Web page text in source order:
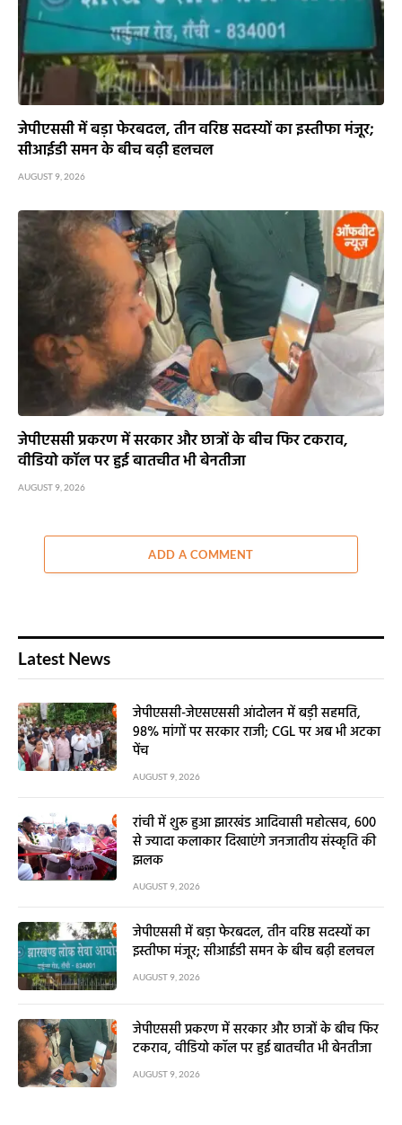
जेपीएससी में बड़ा फेरबदल, तीन वरिष्ठ सदस्यों का इस्तीफा मंजूर;
सीआईडी समन के बीच बढ़ी हलचल
AUGUST 9, 2026
जेपीएससी प्रकरण में सरकार और छात्रों के बीच फिर टकराव,
वीडियो कॉल पर हुई बातचीत भी बेनतीजा
AUGUST 9, 2026
ADD A COMMENT
Latest News
जेपीएससी-जेएसएससी आंदोलन में बड़ी सहमति,
98% मांगों पर सरकार राजी; CGL पर अब भी अटका
पेंच
AUGUST 9, 2026
रांची में शुरू हुआ झारखंड आदिवासी महोत्सव, 600
से ज्यादा कलाकार दिखाएंगे जनजातीय संस्कृति की
झलक
AUGUST 9, 2026
जेपीएससी में बड़ा फेरबदल, तीन वरिष्ठ सदस्यों का
इस्तीफा मंजूर; सीआईडी समन के बीच बढ़ी हलचल
AUGUST 9, 2026
जेपीएससी प्रकरण में सरकार और छात्रों के बीच फिर
टकराव, वीडियो कॉल पर हुई बातचीत भी बेनतीजा
AUGUST 9, 2026